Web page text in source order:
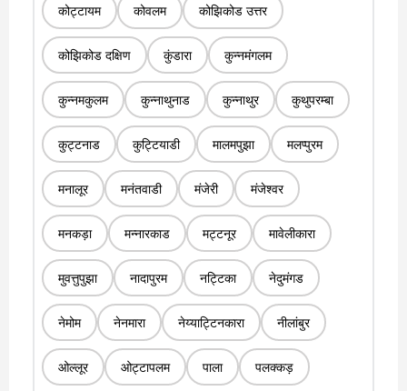
कोट्टायम कोवलम कोझिकोड उत्तर
कोझिकोड दक्षिण कुंडारा कुन्नमंगलम
कुन्नमकुलम कुन्नाथुनाड कुन्नाथुर कुथुपरम्बा
कुट्टनाड कुट्टियाडी मालमपुझा मलप्पुरम
मनालूर मनंतवाडी मंजेरी मंजेश्वर
मनकड़ा मन्नारकाड मट्टनूर मावेलीकारा
मुवत्तुपुझा नादापुरम नट्टिका नेदुमंगड
नेमोम नेनमारा नेय्याट्टिनकारा नीलांबुर
ओल्लूर ओट्टापलम पाला पलक्कड़